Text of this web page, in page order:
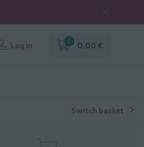
Log in 0 0,00 €
Switch basket